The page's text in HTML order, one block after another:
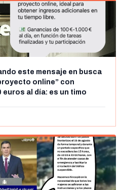
este mensaje en busca
online” con
al día: es un timo